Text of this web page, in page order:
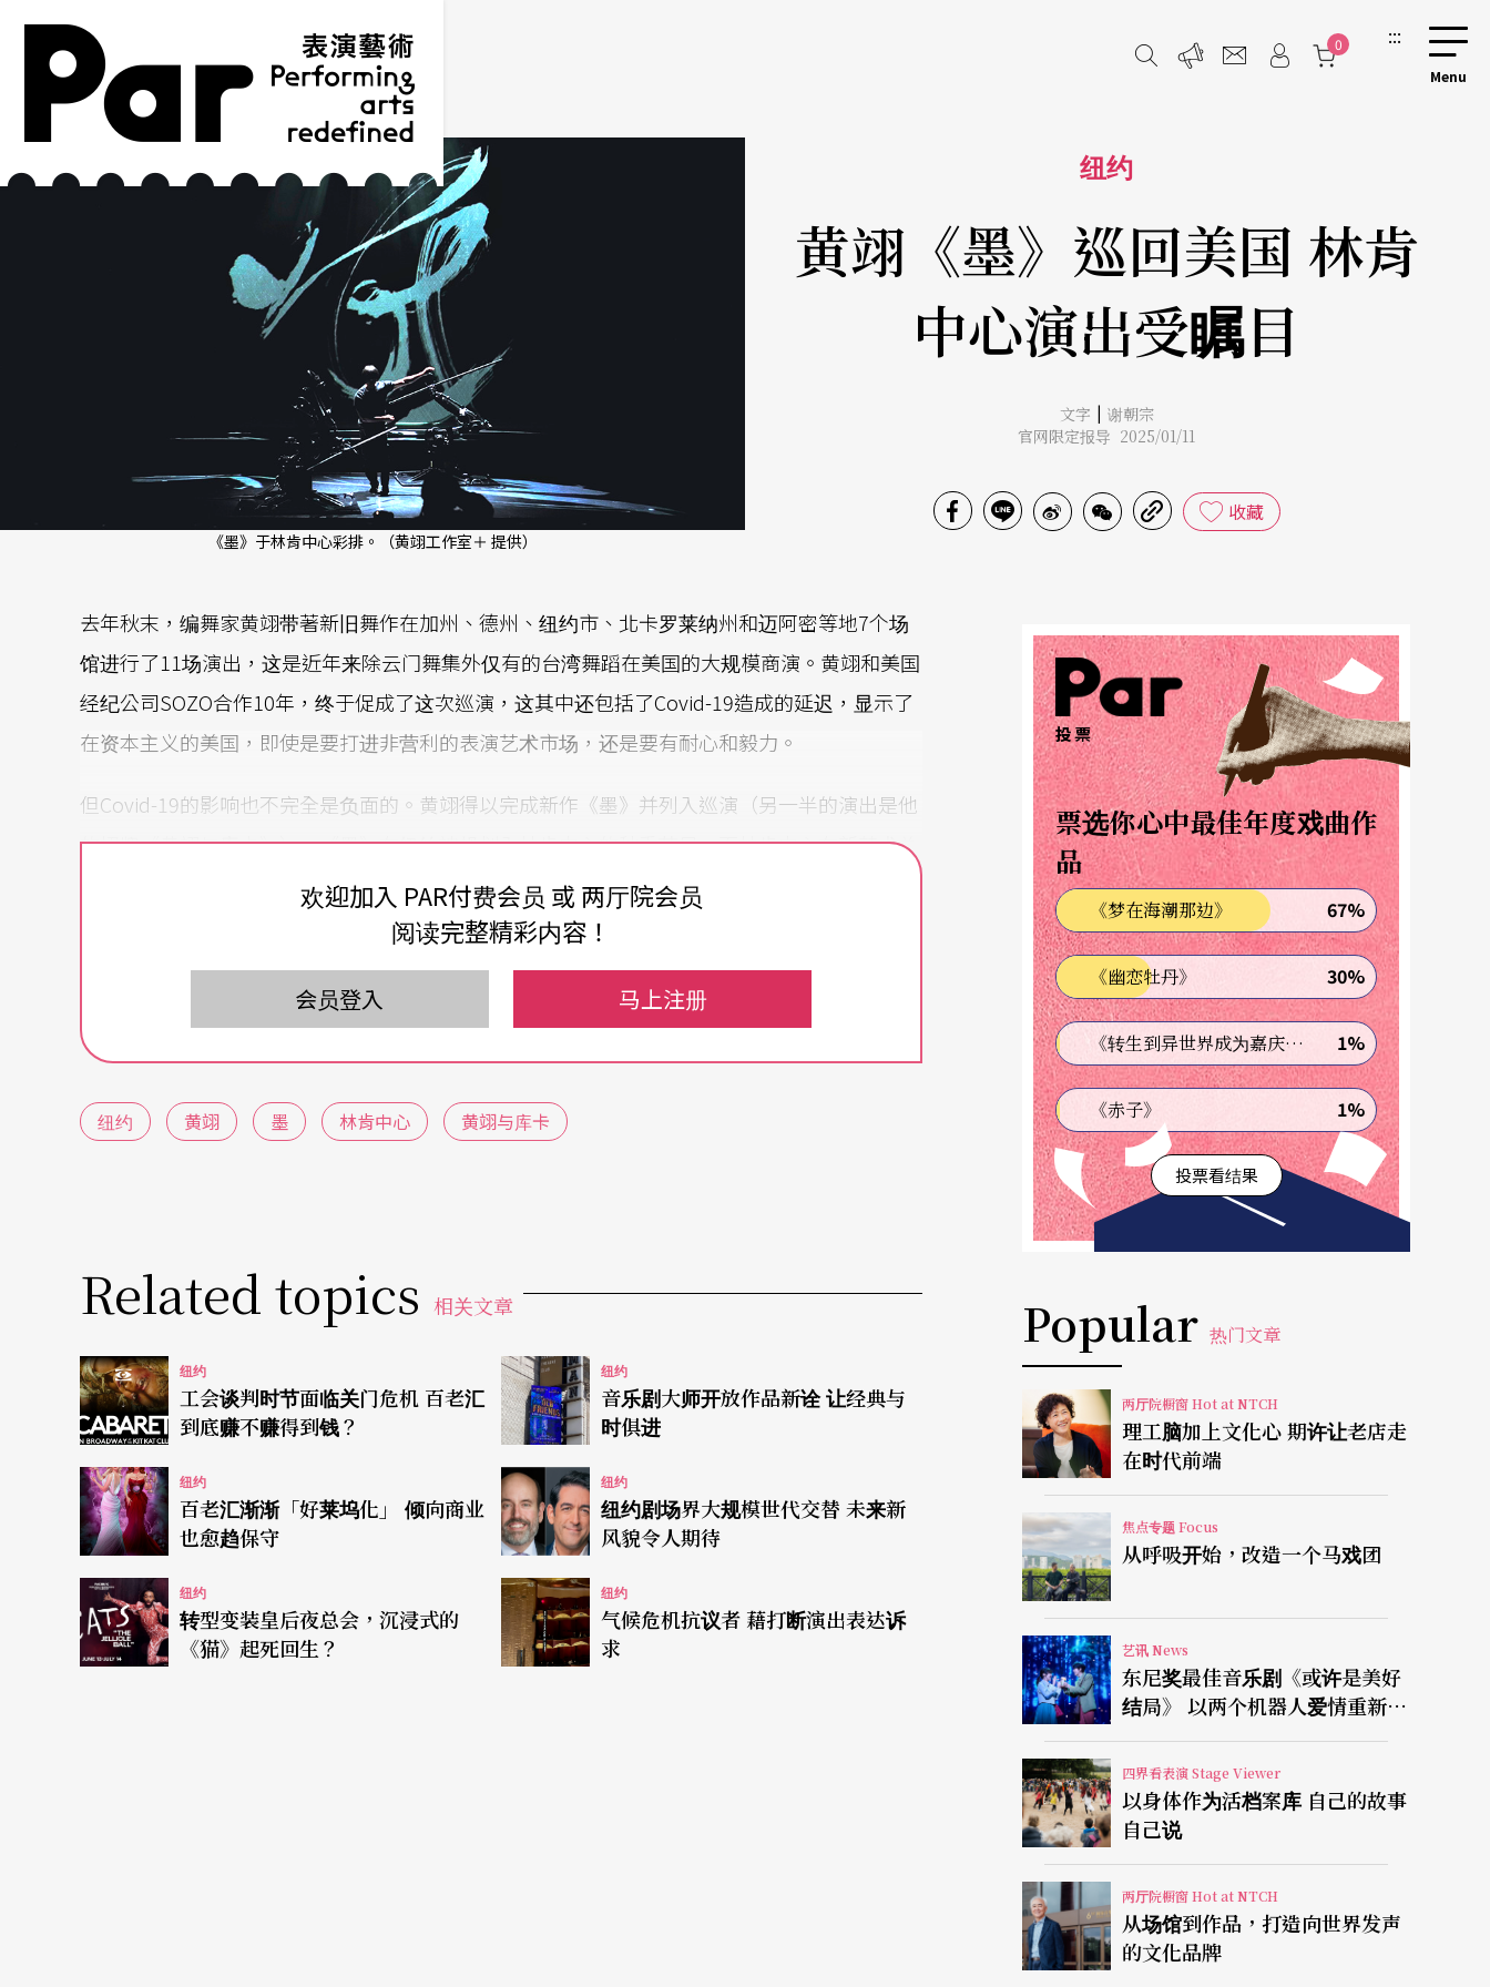
跳到主要内容区块
网站导览
0 :::
《墨》于林肯中心彩排。（黄翊工作室＋ 提供）
纽约
黄翊《墨》巡回美国 林肯
中心演出受瞩目
文字 | 谢朝宗
官网限定报导 2025/01/11
收藏
去年秋末，编舞家黄翊带著新旧舞作在加州、德州、纽约市、北卡罗莱纳州和迈阿密等地7个场
馆进行了11场演出，这是近年来除云门舞集外仅有的台湾舞蹈在美国的大规模商演。黄翊和美国
经纪公司SOZO合作10年，终于促成了这次巡演，这其中还包括了Covid-19造成的延迟，显示了
在资本主义的美国，即使是要打进非营利的表演艺术市场，还是要有耐心和毅力。
但Covid-19的影响也不完全是负面的。黄翊得以完成新作《墨》并列入巡演（另一半的演出是他
的招牌《黄翊与库卡》）。《墨》在纽约被规划入林肯中心的秋季节目，而林肯中心在新艺术总
监的提倡下，Covid-19后重开以来，所有节目都采用依购买者意愿付费的价位，所以有1000多个
座位的剧院，两场包括周日晚场都卖得满场，看来纽约人是不会放过任何一个好交易！
欢迎加入 PAR付费会员 或 两厅院会员
阅读完整精彩内容！
会员登入 马上注册
纽约 黄翊 墨 林肯中心 黄翊与库卡
Related topics 相关文章
纽约
工会谈判时节面临关门危机 百老汇
到底赚不赚得到钱？
纽约
音乐剧大师开放作品新诠 让经典与
时俱进
纽约
百老汇渐渐「好莱坞化」 倾向商业
也愈趋保守
纽约
纽约剧场界大规模世代交替 未来新
风貌令人期待
纽约
转型变装皇后夜总会，沉浸式的
《猫》起死回生？
纽约
气候危机抗议者 藉打断演出表达诉
求
投票
票选你心中最佳年度戏曲作
品
《梦在海潮那边》 67%
《幽恋牡丹》 30%
《转生到异世界成为嘉庆君—发现我的祖先是诈骗集团!?》 1%
《赤子》 1%
投票看结果
Popular 热门文章
两厅院橱窗 Hot at NTCH
理工脑加上文化心 期许让老店走
在时代前端
焦点专题 Focus
从呼吸开始，改造一个马戏团
艺讯 News
东尼奖最佳音乐剧《或许是美好
结局》 以两个机器人爱情重新凝
视有限人生
四界看表演 Stage Viewer
以身体作为活档案库 自己的故事
自己说
两厅院橱窗 Hot at NTCH
从场馆到作品，打造向世界发声
的文化品牌